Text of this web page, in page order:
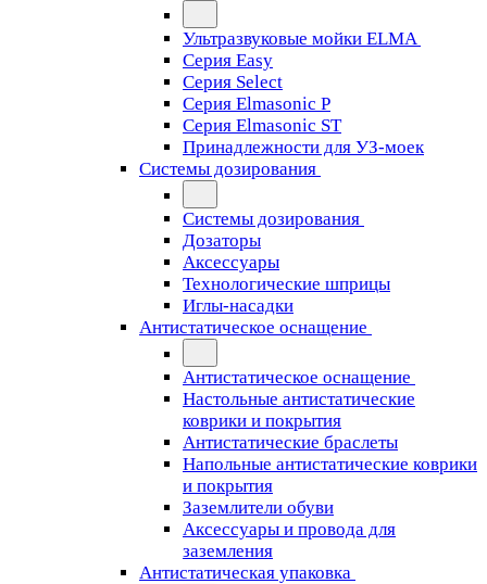
Ультразвуковые мойки ELMA
Серия Easy
Серия Select
Серия Elmasonic P
Серия Elmasonic ST
Принадлежности для УЗ-моек
Системы дозирования
Системы дозирования
Дозаторы
Аксессуары
Технологические шприцы
Иглы-насадки
Антистатическое оснащение
Антистатическое оснащение
Настольные антистатические
коврики и покрытия
Антистатические браслеты
Напольные антистатические коврики
и покрытия
Заземлители обуви
Аксессуары и провода для
заземления
Антистатическая упаковка